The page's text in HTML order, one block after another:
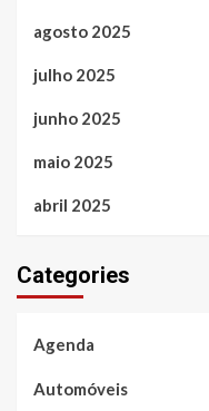
agosto 2025
julho 2025
junho 2025
maio 2025
abril 2025
Categories
Agenda
Automóveis